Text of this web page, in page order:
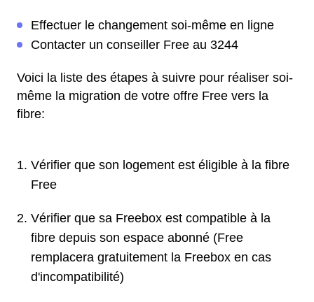
Effectuer le changement soi-même en ligne
Contacter un conseiller Free au 3244
Voici la liste des étapes à suivre pour réaliser soi-
même la migration de votre offre Free vers la
fibre:
Vérifier que son logement est éligible à la fibre
Free
Vérifier que sa Freebox est compatible à la
fibre depuis son espace abonné (Free
remplacera gratuitement la Freebox en cas
d'incompatibilité)